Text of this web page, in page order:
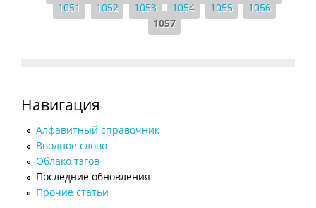
1051
1052 1053 1054 1055
1056
1057
Навигация
Алфавитный справочник
Вводное слово
Облако тэгов
Последние обновления
Прочие статьи